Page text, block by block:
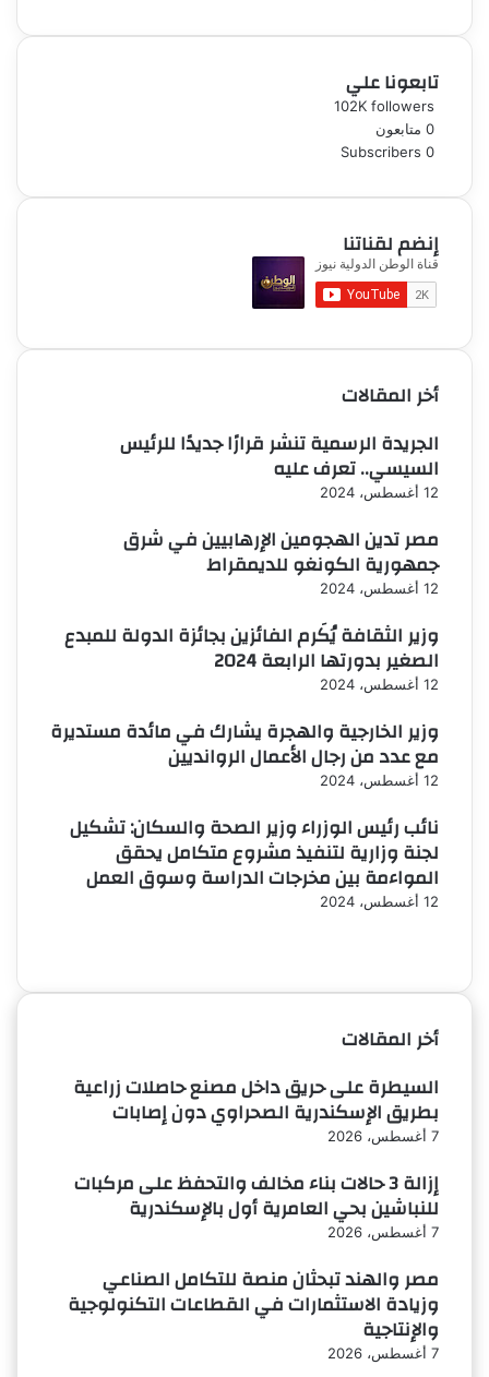
تابعونا علي
102K followers
0 متابعون
0
Subscribers
إنضم لقناتنا
أخر المقالات
الجريدة الرسمية تنشر قرارًا جديدًا للرئيس
السيسي.. تعرف عليه
12 أغسطس، 2024
مصر تدين الهجومين الإرهابيين في شرق
جمهورية الكونغو للديمقراط
12 أغسطس، 2024
وزير الثقافة يُكَرم الفائزين بجائزة الدولة للمبدع
الصغير بدورتها الرابعة 2024
12 أغسطس، 2024
وزير الخارجية والهجرة يشارك في مائدة مستديرة
مع عدد من رجال الأعمال الروانديين
12 أغسطس، 2024
نائب رئيس الوزراء وزير الصحة والسكان: تشكيل
لجنة وزارية لتنفيذ مشروع متكامل يحقق
المواءمة بين مخرجات الدراسة وسوق العمل
12 أغسطس، 2024
أخر المقالات
السيطرة على حريق داخل مصنع حاصلات زراعية
بطريق الإسكندرية الصحراوي دون إصابات
7 أغسطس، 2026
إزالة 3 حالات بناء مخالف والتحفظ على مركبات
للنباشين بحي العامرية أول بالإسكندرية
7 أغسطس، 2026
مصر والهند تبحثان منصة للتكامل الصناعي
وزيادة الاستثمارات في القطاعات التكنولوجية
والإنتاجية
7 أغسطس، 2026